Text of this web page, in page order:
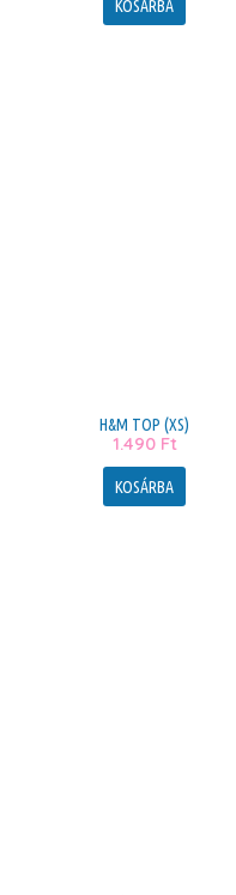
KOSÁRBA
H&M TOP (XS)
1.490 Ft
KOSÁRBA